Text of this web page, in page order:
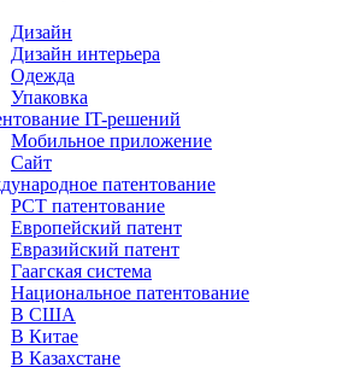
Дизайн
Дизайн интерьера
Одежда
Упаковка
IT-решений
Мобильное приложение
Сайт
патентование
PCT патентование
Европейский патент
Евразийский патент
Гаагская система
Национальное патентование
В США
В Китае
В Казахстане